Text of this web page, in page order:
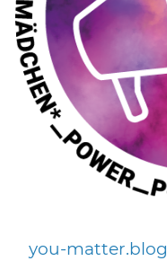
you-matter.blog